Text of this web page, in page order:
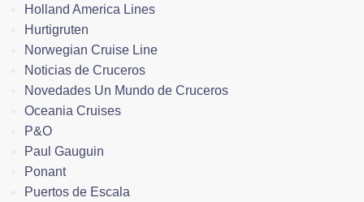
Holland America Lines
Hurtigruten
Norwegian Cruise Line
Noticias de Cruceros
Novedades Un Mundo de Cruceros
Oceania Cruises
P&O
Paul Gauguin
Ponant
Puertos de Escala